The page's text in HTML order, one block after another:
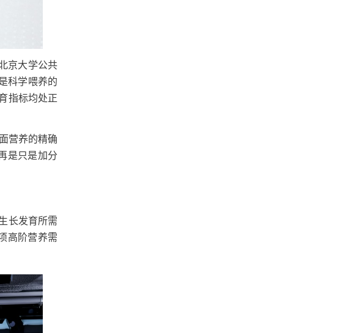
京大学公共
科学喂养的
指标均处正
营养的精确
是只是加分
长发育所需
高阶营养需